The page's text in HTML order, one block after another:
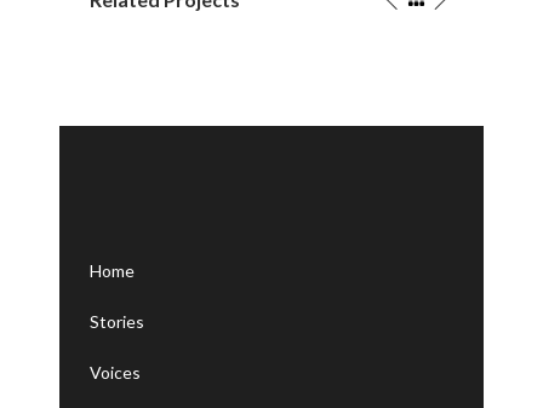
Home
Stories
Voices